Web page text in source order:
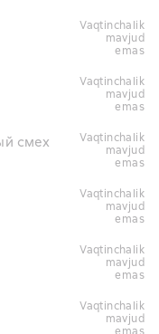
vaqtinchalik
mavjud
emas
vaqtinchalik
mavjud
emas
смех
vaqtinchalik
mavjud
emas
vaqtinchalik
mavjud
emas
vaqtinchalik
mavjud
emas
vaqtinchalik
mavjud